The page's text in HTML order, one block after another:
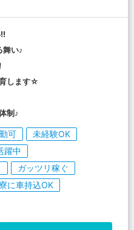
舞い♪
します☆
制♪
可
未経験OK
躍中
ガッツリ稼ぐ
に車持込OK